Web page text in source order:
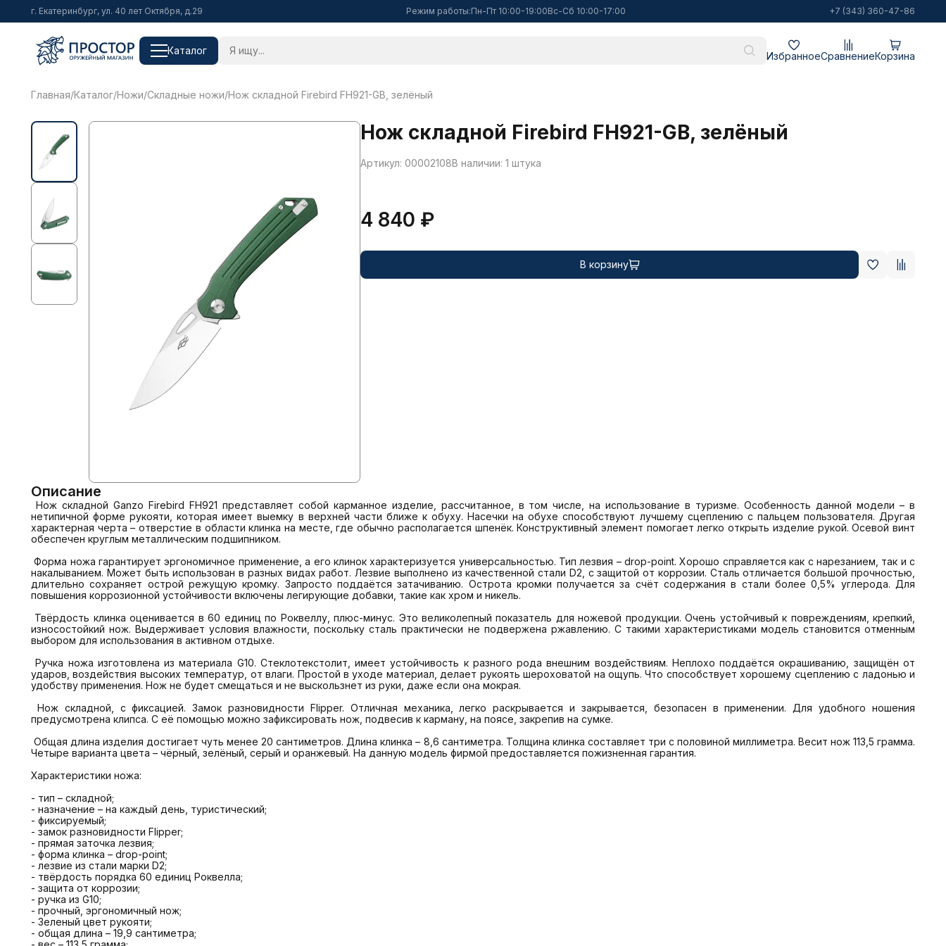
г. Екатеринбург, ул. 40 лет Октября, д.29 Режим работы:Пн-Пт 10:00-19:00Вс-Сб 10:00-17:00 +7 (343) 360-47-86
Каталог ИзбранноеСравнениеКорзина
Главная/Каталог/Ножи/Складные ножи/Нож складной Firebird FH921-GB, зелёный
Нож складной Firebird FH921-GB, зелёный
Артикул: 00002108В наличии: 1 штука
4 840 ₽
В корзину
Описание
​ Нож складной Ganzo Firebird FH921 представляет собой карманное изделие, рассчитанное, в том числе, на использование в туризме. Особенность данной модели – в
нетипичной форме рукояти, которая имеет выемку в верхней части ближе к обуху. Насечки на обухе способствуют лучшему сцеплению с пальцем пользователя. Другая
характерная черта – отверстие в области клинка на месте, где обычно располагается шпенёк. Конструктивный элемент помогает легко открыть изделие рукой. Осевой винт
обеспечен круглым металлическим подшипником.
Форма ножа гарантирует эргономичное применение, а его клинок характеризуется универсальностью. Тип лезвия – drop-point. Хорошо справляется как с нарезанием, так и с
накалыванием. Может быть использован в разных видах работ. Лезвие выполнено из качественной стали D2, с защитой от коррозии. Сталь отличается большой прочностью,
длительно сохраняет острой режущую кромку. Запросто поддаётся затачиванию. Острота кромки получается за счёт содержания в стали более 0,5% углерода. Для
повышения коррозионной устойчивости включены легирующие добавки, такие как хром и никель.
износостойкий нож. Выдерживает условия влажности, поскольку сталь практически не подвержена ржавлению. С такими характеристиками модель становится отменным
выбором для использования в активном отдыхе.
Ручка ножа изготовлена из материала G10. Стеклотекстолит, имеет устойчивость к разного рода внешним воздействиям. Неплохо поддаётся окрашиванию, защищён от
ударов, воздействия высоких температур, от влаги. Простой в уходе материал, делает рукоять шероховатой на ощупь. Что способствует хорошему сцеплению с ладонью и
удобству применения. Нож не будет смещаться и не выскользнет из руки, даже если она мокрая.
предусмотрена клипса. С её помощью можно зафиксировать нож, подвесив к карману, на поясе, закрепив на сумке.
Общая длина изделия достигает чуть менее 20 сантиметров. Длина клинка – 8,6 сантиметра. Толщина клинка составляет три с половиной миллиметра. Весит нож 113,5 грамма.
Четыре варианта цвета – чёрный, зелёный, серый и оранжевый. На данную модель фирмой предоставляется пожизненная гарантия.
​Характеристики ножа:​
- тип – складной;
- назначение – на каждый день, туристический;
- фиксируемый;
- замок разновидности Flipper;
- прямая заточка лезвия;
- форма клинка – drop-point;
- лезвие из стали марки D2;
- твёрдость порядка 60 единиц Роквелла;
- защита от коррозии;
- ручка из G10;
- прочный, эргономичный нож;
- Зеленый цвет рукояти;
- общая длина – 19,9 сантиметра;